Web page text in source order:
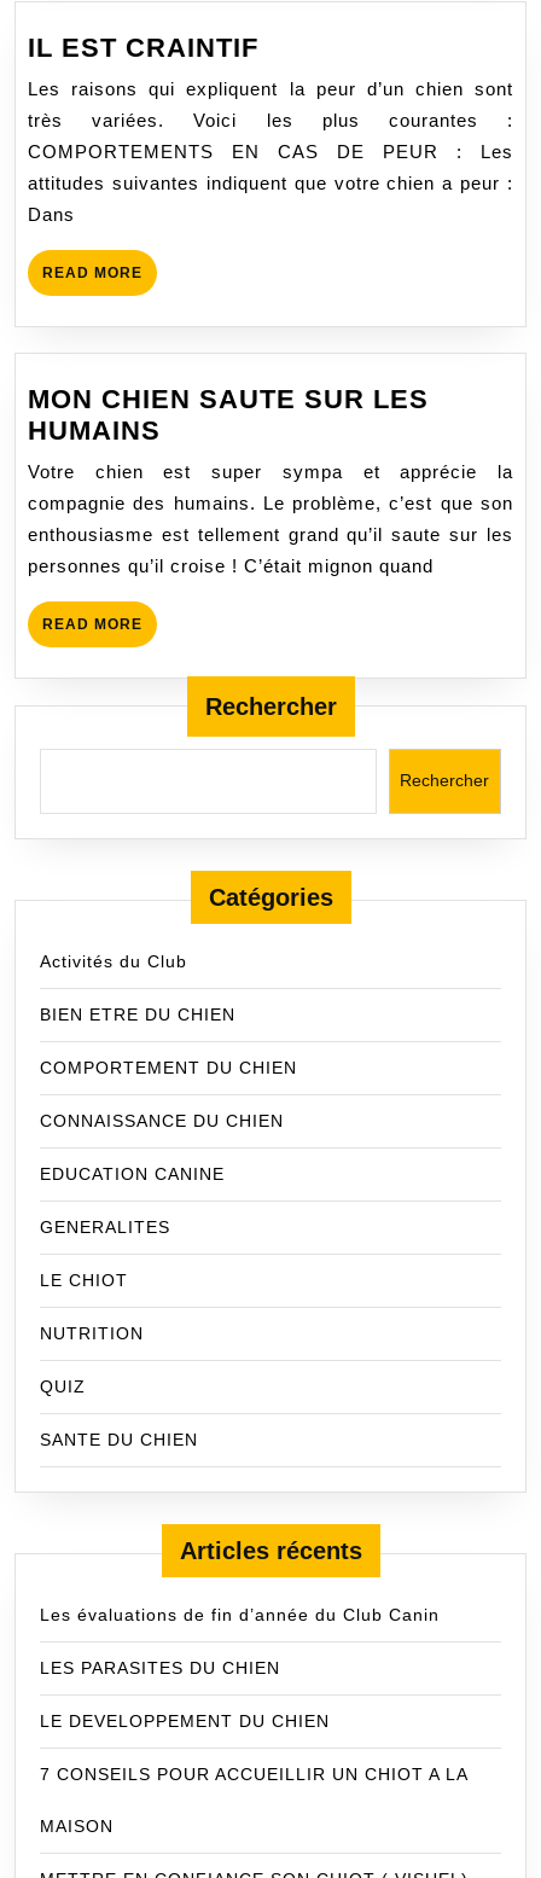
IL EST CRAINTIF
EST
CRAINTIF
Les raisons qui expliquent la peur d’un chien sont
très variées. Voici les plus courantes :
COMPORTEMENTS EN CAS DE PEUR : Les
attitudes suivantes indiquent que votre chien a peur :
Dans
READ MORE READ
MORE
MON CHIEN SAUTE SUR LES
HUMAINS
CHIEN
SAUTE
SUR
LES
Votre chien est super sympa et apprécie la
compagnie des humains. Le problème, c’est que son
enthousiasme est tellement grand qu’il saute sur les
personnes qu’il croise ! C’était mignon quand
READ MORE READ
MORE
Rechercher
Rechercher
Catégories
Activités du Club
BIEN ETRE DU CHIEN
COMPORTEMENT DU CHIEN
CONNAISSANCE DU CHIEN
EDUCATION CANINE
GENERALITES
LE CHIOT
NUTRITION
QUIZ
SANTE DU CHIEN
Articles récents
Les évaluations de fin d’année du Club Canin
LES PARASITES DU CHIEN
LE DEVELOPPEMENT DU CHIEN
7 CONSEILS POUR ACCUEILLIR UN CHIOT A LA
MAISON